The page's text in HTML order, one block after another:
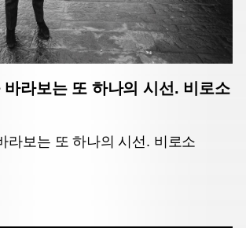
바라보는 또 하나의 시선. 비로소
라보는 또 하나의 시선. 비로소